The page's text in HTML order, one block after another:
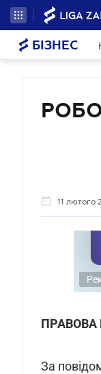
БІЗНЕС
11 лютого
ПРАВОВА
За